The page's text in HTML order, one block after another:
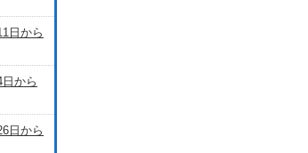
日から
から
日から